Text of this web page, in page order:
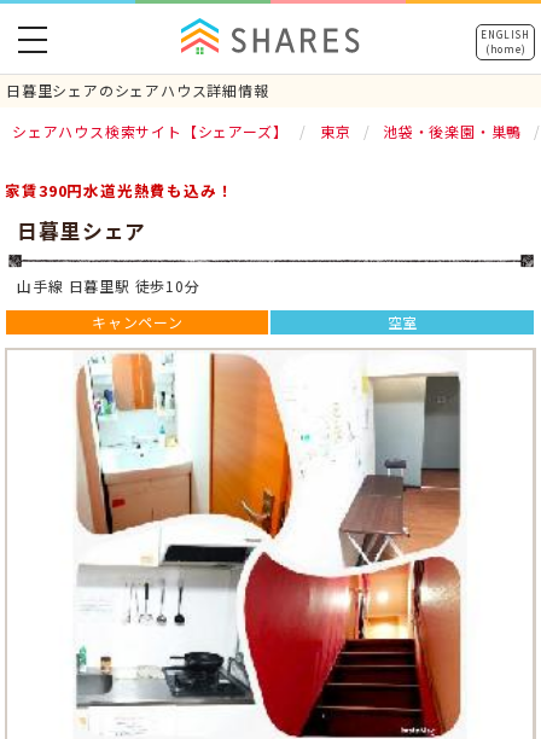
ENGLISH
(home)
日暮里シェアのシェアハウス詳細情報
toggle
navigation
シェアハウス検索サイト【シェアーズ】 東京 池袋・後楽園・巣鴨
家賃390円水道光熱費も込み！
日暮里シェア
山手線 日暮里駅 徒歩10分
キャンペーン
空室